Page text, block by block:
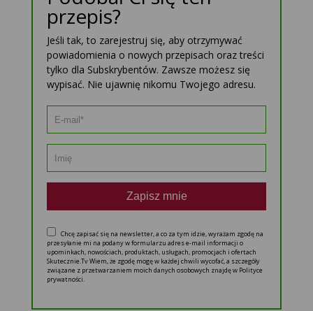
przepis?
Jeśli tak, to zarejestruj się, aby otrzymywać
powiadomienia o nowych przepisach oraz treści
tylko dla Subskrybentów. Zawsze możesz się
wypisać. Nie ujawnię nikomu Twojego adresu.
Zapisz mnie
Chcę zapisać się na newsletter, a co za tym idzie, wyrażam zgodę na
przesyłanie mi na podany w formularzu adres e-mail informacji o
upominkach, nowościach, produktach, usługach, promocjach i ofertach
Skutecznie.Tv Wiem, że zgodę mogę w każdej chwili wycofać, a szczegóły
związane z przetwarzaniem moich danych osobowych znajdę w Polityce
prywatności.